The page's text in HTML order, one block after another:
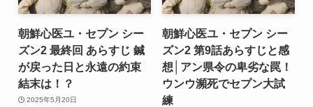
朝鮮心医ユ・セプン シー
ズン2 最終回 あらすじ 鍼
が戻った日と永遠の約束
結末は！？
2025年5月20日
朝鮮心医ユ・セプン シー
ズン2 第9話あらすじと感
想│アン県令の卑劣な罠！
ウンウ瀕死でセプン大試
練